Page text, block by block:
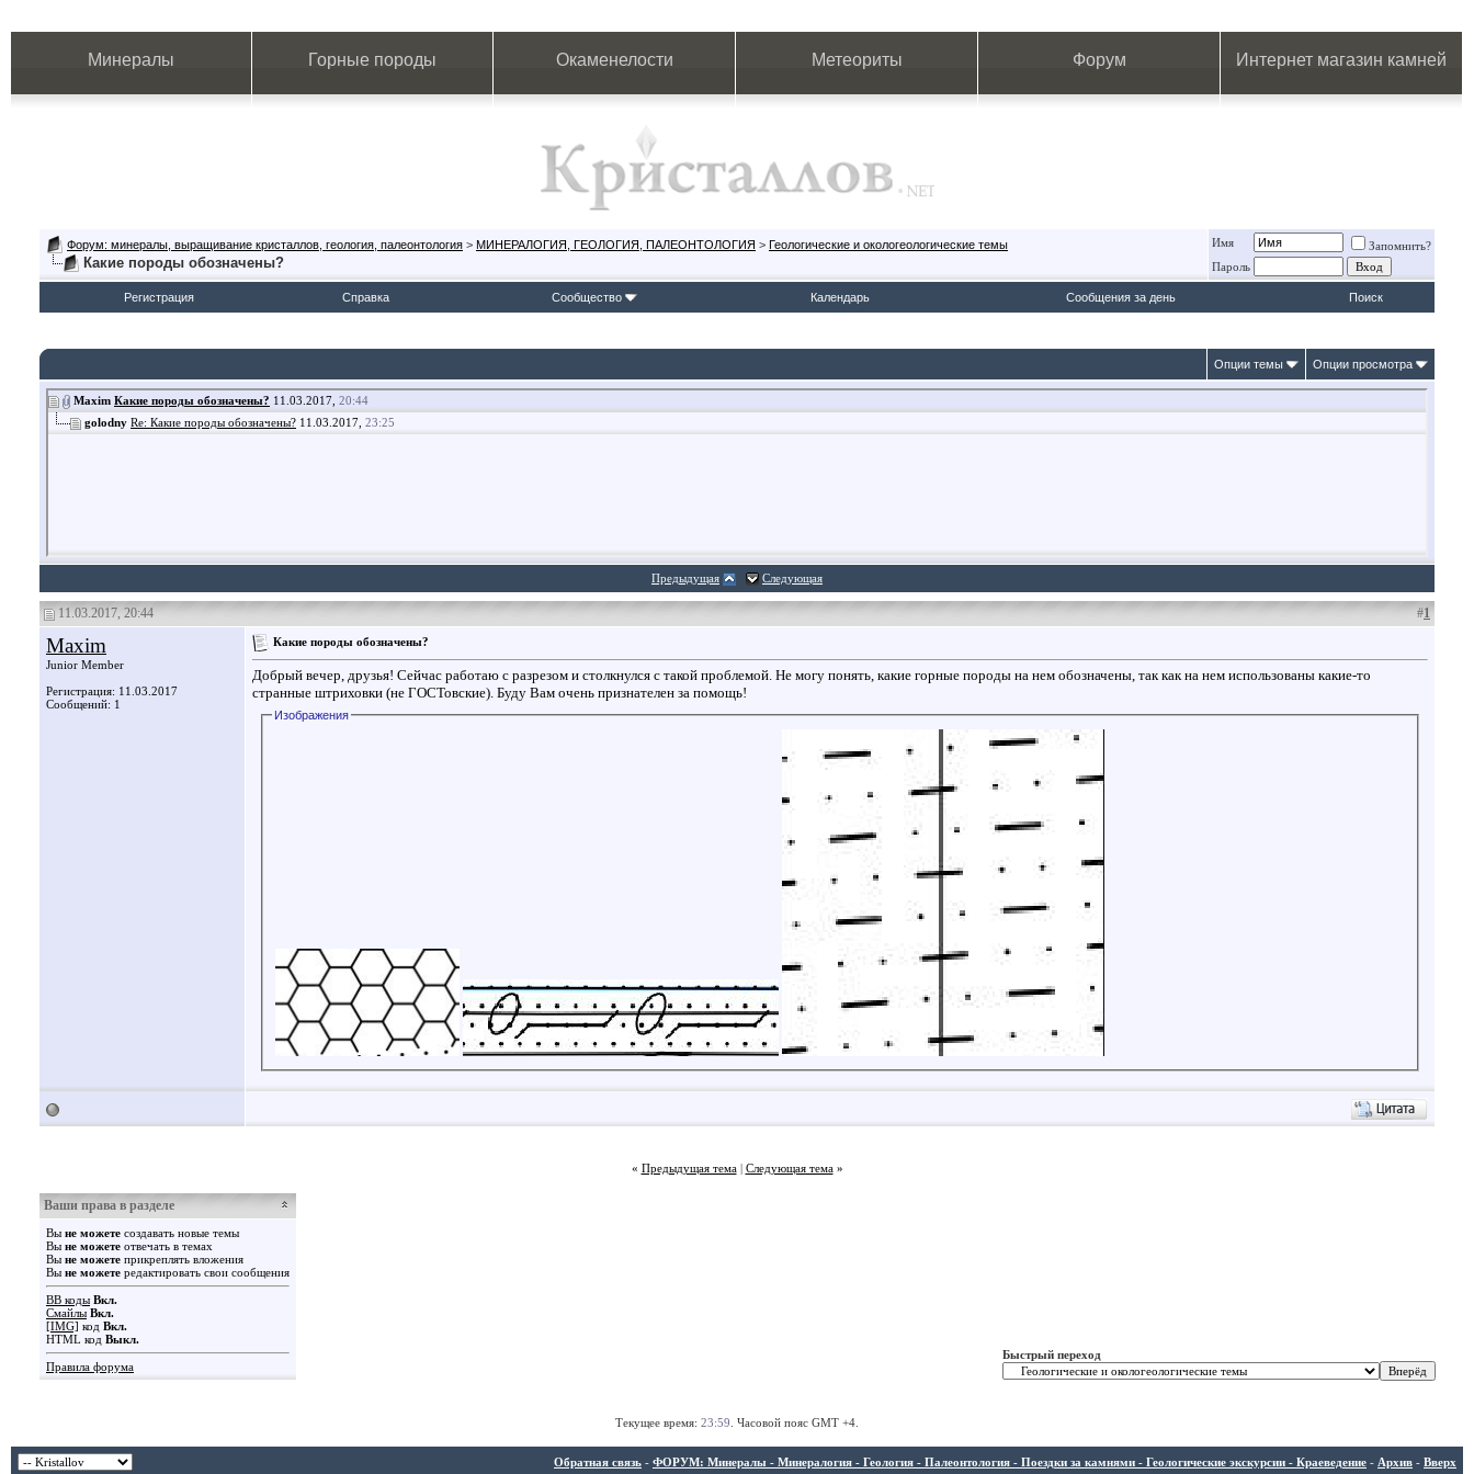
Минералы Горные породы Окаменелости Метеориты Форум Интернет магазин камней
Форум: минералы, выращивание кристаллов, геология, палеонтология > МИНЕРАЛОГИЯ, ГЕОЛОГИЯ, ПАЛЕОНТОЛОГИЯ > Геологические и окологеологические темы
Какие породы обозначены?
Имя
Запомнить?
Пароль
Регистрация Справка Сообщество Календарь Сообщения за день Поиск
Опции темы Опции просмотра
Maxim Какие породы обозначены? 11.03.2017, 20:44
golodny Re: Какие породы обозначены? 11.03.2017, 23:25
Предыдущая Следующая
11.03.2017, 20:44 #1
Maxim
Junior Member
Регистрация: 11.03.2017
Сообщений: 1
Какие породы обозначены?
Добрый вечер, друзья! Сейчас работаю с разрезом и столкнулся с такой проблемой. Не могу понять, какие горные породы на нем обозначены, так как на нем использованы какие-то
странные штриховки (не ГОСТовские). Буду Вам очень признателен за помощь!
Изображения
« Предыдущая тема| Следующая тема »
Ваши права в разделе
Вы не можете создавать новые темы
Вы не можете отвечать в темах
Вы не можете прикреплять вложения
Вы не можете редактировать свои сообщения
BB коды Вкл.
Смайлы Вкл.
[IMG] код Вкл.
HTML код Выкл.
Правила форума
Быстрый переход
Текущее время: 23:59 . Часовой пояс GMT +4.
Обратная связь - ФОРУМ: Минералы - Минералогия - Геология - Палеонтология - Поездки за камнями - Геологические экскурсии - Краеведение - Архив - Вверх